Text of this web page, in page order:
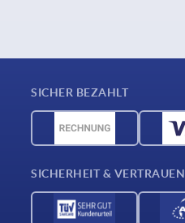
SICHER BEZAHLT
SICHERHEIT & VERTRAUEN